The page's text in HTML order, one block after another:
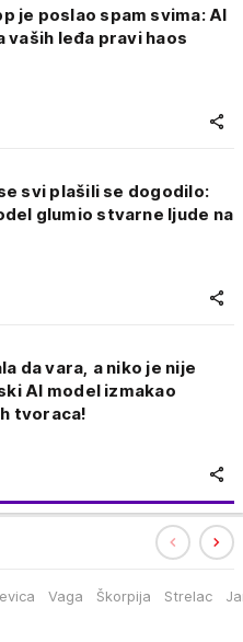
je poslao spam svima: AI
vaših leđa pravi haos
svi plašili se dogodilo:
glumio stvarne ljude na
da vara, a niko je nije
AI model izmakao
tvoraca!
Vaga Škorpija Strelac